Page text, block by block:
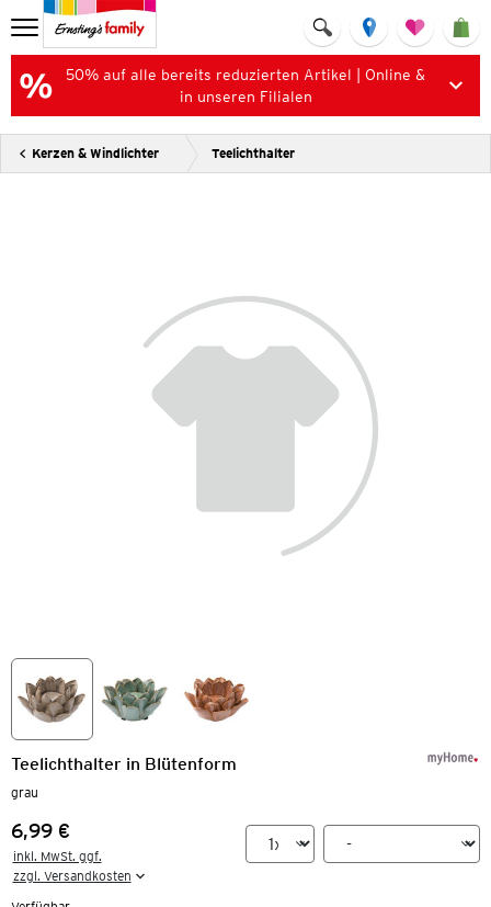
50% auf alle bereits reduzierten Artikel | Online &
in unseren Filialen
Kerzen & Windlichter Teelichthalter
Teelichthalter in Blütenform
grau
Preis:
6,99 €
inkl. MwSt. ggf.
zzgl. Versandkosten